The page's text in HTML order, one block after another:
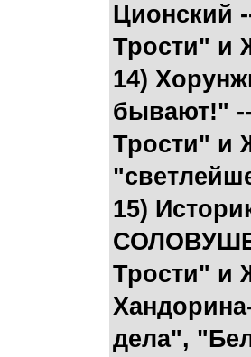
Ционский
Трости" и
14)
бывают!"
Трости" и
15)
Трости" и
дела",